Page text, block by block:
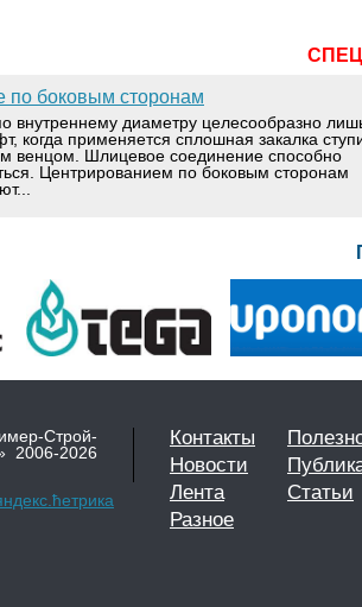
по боковым сторонам
внутреннему диаметру целесообразно
когда применяется сплошная закалка
венцом. Шлицевое соединение способно
Центрированием по боковым сторонам
Строй-
2006-2026
Контакты
Новости
Лента
Статьи
Разное